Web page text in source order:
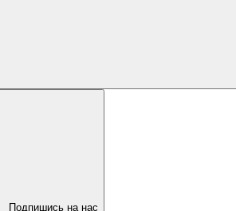
Подпишись на нас